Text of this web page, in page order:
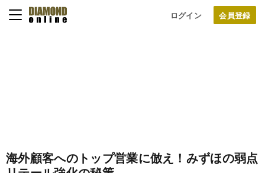
ログイン
海外顧客へのトップ営業に倣え！ みずほの弱点